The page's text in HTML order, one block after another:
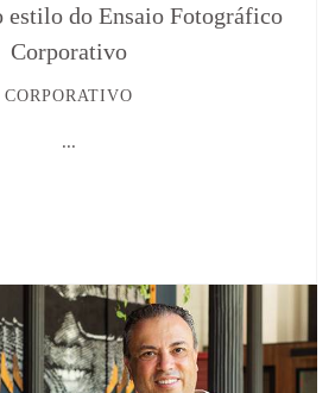
do Ensaio Fotográfico
Corporativo
CORPORATIVO
...